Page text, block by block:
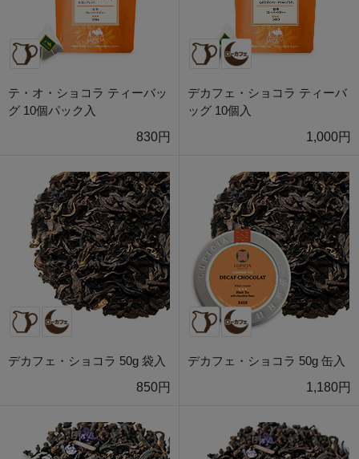
テ・オ・ショコラ ティーバッ
グ 10個パック入
830円
デカフェ・ショコラ ティーバ
ッグ 10個入
1,000円
デカフェ・ショコラ 50g 袋入
850円
デカフェ・ショコラ 50g 缶入
1,180円